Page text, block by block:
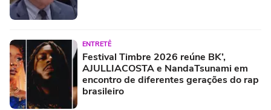
ENTRETÊ
Festival Timbre 2026 reúne BK’,
AJULLIACOSTA e NandaTsunami em
encontro de diferentes gerações do rap
brasileiro